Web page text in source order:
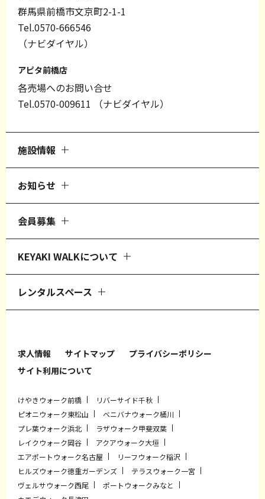
群馬県前橋市文京町2-1-1
Tel.0570-666546
（ナビダイヤル）
アピタ前橋店
各売場へのお問い合せ
Tel.0570-009611 （ナビダイヤル）
施設情報
お知らせ
会員募集
KEYAKI WALKについて
レンタルスペース
求人情報 サイトマップ
プライバシーポリシー
サイト利用について
けやきウォーク前橋
リバーサイド千秋
ピオニウォーク東松山
ベニバナウォーク桶川
プレ葉ウォーク浜北
ラザウォーク甲斐双葉
レイクウォーク岡谷
アクアウォーク大垣
エアポートウォーク名古屋
リーフウォーク稲沢
ヒルズウォーク徳重ガーデンズ
テラスウォーク一宮
ヴェルサウォーク西尾
ポートウォークみなと